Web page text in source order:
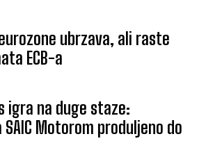
ubrzava, ali raste
ECB-a
igra na duge staze:
Motorom produljeno do